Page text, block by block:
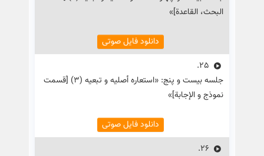
البحث، القاعدة]»
دانلود فایل صوتی
25.
جلسه بیست و پنج: «استعاره أصلیه و تبعیه (۳) [قسمت
نموذج و الإجابة]»
دانلود فایل صوتی
26.